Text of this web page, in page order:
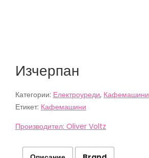
Изчерпан
Категории: Електроуреди, Кафемашини
Етикет: Кафемашини
Производител: Oliver Voltz